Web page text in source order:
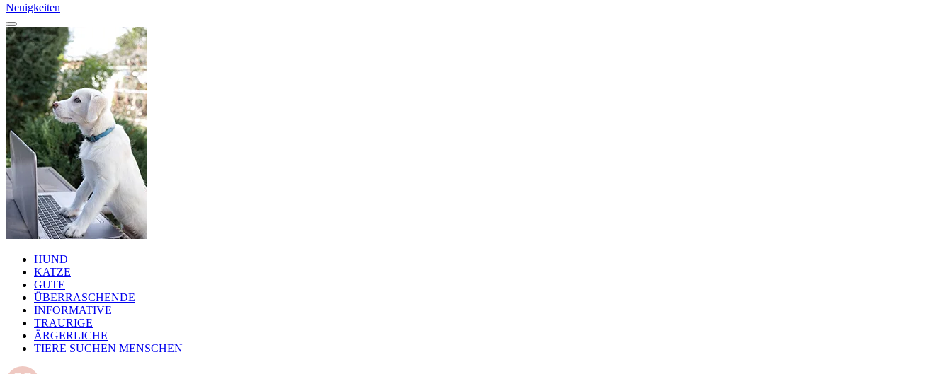
Neuigkeiten
HUND
KATZE
GUTE
ÜBERRASCHENDE
INFORMATIVE
TRAURIGE
ÄRGERLICHE
TIERE SUCHEN MENSCHEN